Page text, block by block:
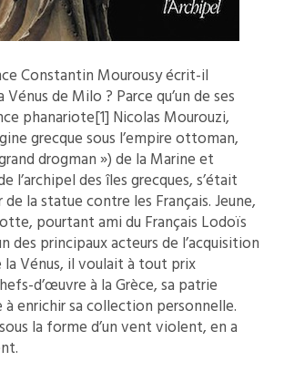
Constantin Mourousy écrit-il
Vénus de Milo ? Parce qu’un de ses
phanariote[1] Nicolas Mourouzi,
grecque sous l’empire ottoman,
drogman ») de la Marine et
l’archipel des îles grecques, s’était
la statue contre les Français. Jeune,
pourtant ami du Français Lodoïs
des principaux acteurs de l’acquisition
la Vénus, il voulait à tout prix
d’œuvre à la Grèce, sa patrie
enrichir sa collection personnelle.
la forme d’un vent violent, en a